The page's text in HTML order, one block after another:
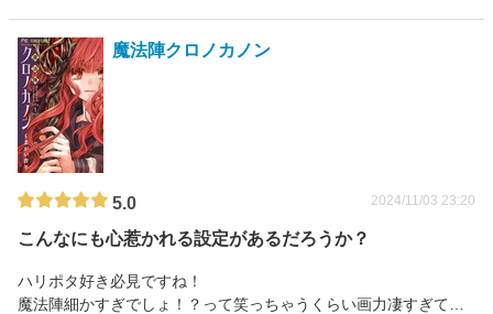
魔法陣クロノカノン
5.0 2024/11/03 23:20
こんなにも心惹かれる設定があるだろうか？
ハリポタ好き必見ですね！
魔法陣細かすぎでしょ！？って笑っちゃうくらい画力凄すぎて…